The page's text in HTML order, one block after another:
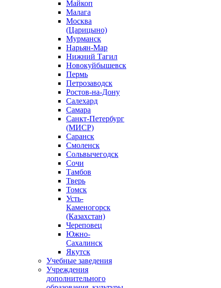
Майкоп
Малага
Москва
(Царицыно)
Мурманск
Нарьян-Мар
Нижний Тагил
Новокуйбышевск
Пермь
Петрозаводск
Ростов-на-Дону
Салехард
Самара
Санкт-Петербург
(МИСР)
Саранск
Смоленск
Сольвычегодск
Сочи
Тамбов
Тверь
Томск
Усть-
Каменогорск
(Казахстан)
Череповец
Южно-
Сахалинск
Якутск
Учебные заведения
Учреждения
дополнительного